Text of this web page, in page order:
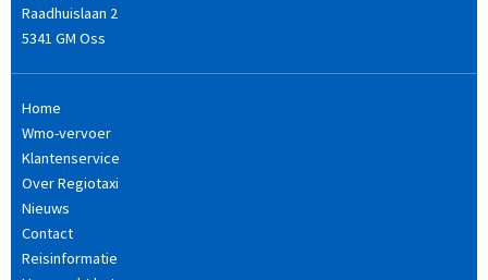
Raadhuislaan 2
5341 GM Oss
Home
Wmo-vervoer
Klantenservice
Over Regiotaxi
Nieuws
Contact
Reisinformatie